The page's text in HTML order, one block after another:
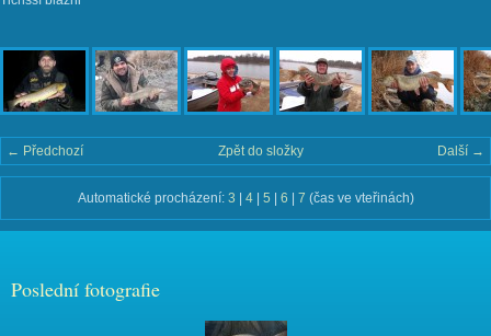
← Předchozí Další →
Zpět do složky
Automatické procházení: 3 | 4| 5 | 6 | 7 (čas ve vteřinách)
Poslední fotografie